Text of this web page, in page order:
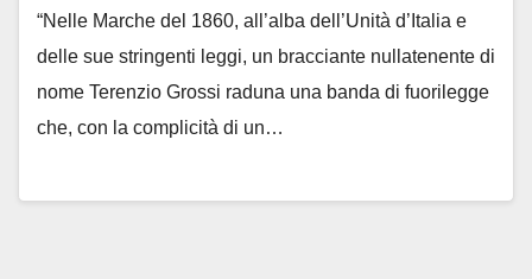
“Nelle Marche del 1860, all’alba dell’Unità d’Italia e
delle sue stringenti leggi, un bracciante nullatenente di
nome Terenzio Grossi raduna una banda di fuorilegge
che, con la complicità di un…